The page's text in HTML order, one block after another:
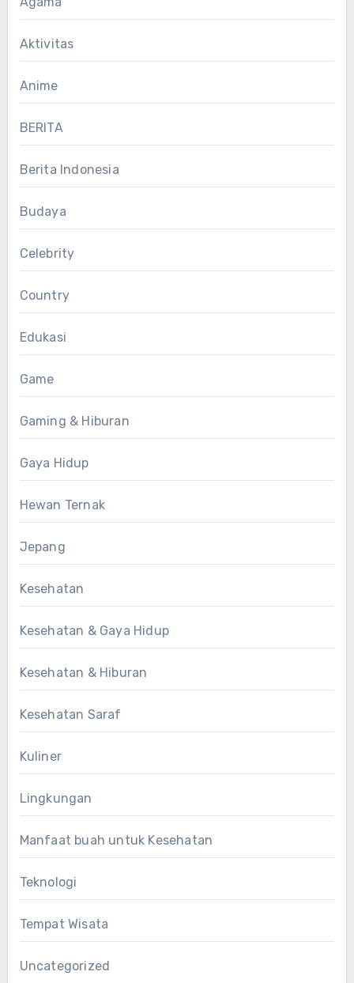
Aktivitas
Anime
BERITA
Berita Indonesia
Budaya
Celebrity
Country
Edukasi
Game
Gaming & Hiburan
Gaya Hidup
Hewan Ternak
Jepang
Kesehatan
Kesehatan & Gaya Hidup
Kesehatan & Hiburan
Kesehatan Saraf
Kuliner
Lingkungan
Manfaat buah untuk Kesehatan
Teknologi
Tempat Wisata
Uncategorized